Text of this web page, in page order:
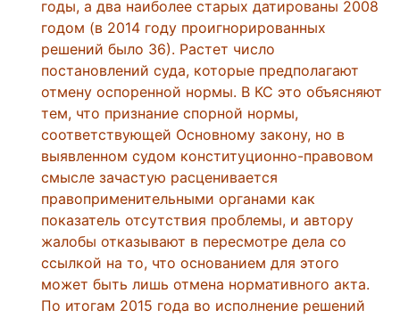
годы, а два наиболее старых датированы 2008
годом (в 2014 году проигнорированных
решений было 36). Растет число
постановлений суда, которые предполагают
отмену оспоренной нормы. В КС это объясняют
тем, что признание спорной нормы,
соответствующей Основному закону, но в
выявленном судом конституционно-правовом
смысле зачастую расценивается
правоприменительными органами как
показатель отсутствия проблемы, и автору
жалобы отказывают в пересмотре дела со
ссылкой на то, что основанием для этого
может быть лишь отмена нормативного акта.
По итогам 2015 года во исполнение решений